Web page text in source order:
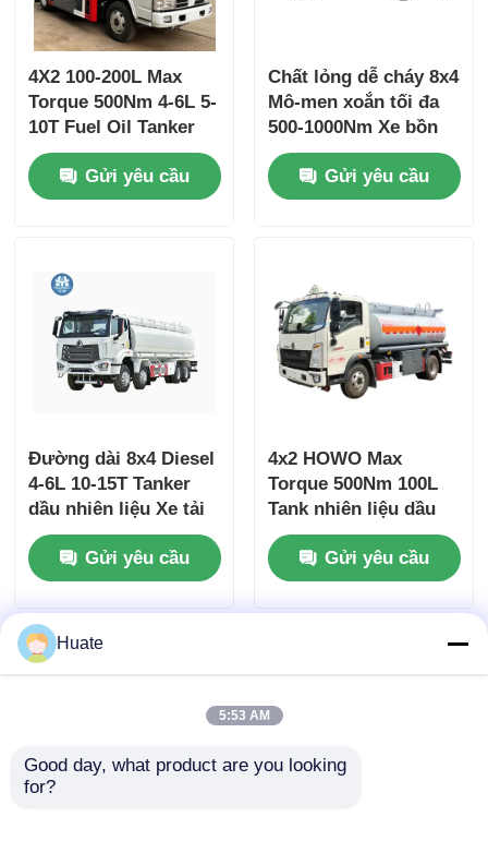
4X2 100-200L Max
Torque 500Nm 4-6L 5-
10T Fuel Oil Tanker
Truck Xe vận chuyển
Gửi yêu cầu
Chất lỏng dễ cháy 8x4
Mô-men xoắn tối đa
500-1000Nm Xe bồn
chở dầu nhiên liệu
Gửi yêu cầu
Đường dài 8x4 Diesel
4-6L 10-15T Tanker
dầu nhiên liệu Xe tải
vận chuyển hàng hóa
Gửi yêu cầu
4x2 HOWO Max
Torque 500Nm 100L
Tank nhiên liệu dầu
nhiên liệu dầu thô
Tank xe tải xe vận
chuyển
Gửi yêu cầu
Huate
5:53 AM
Good day, what product are you looking
for?